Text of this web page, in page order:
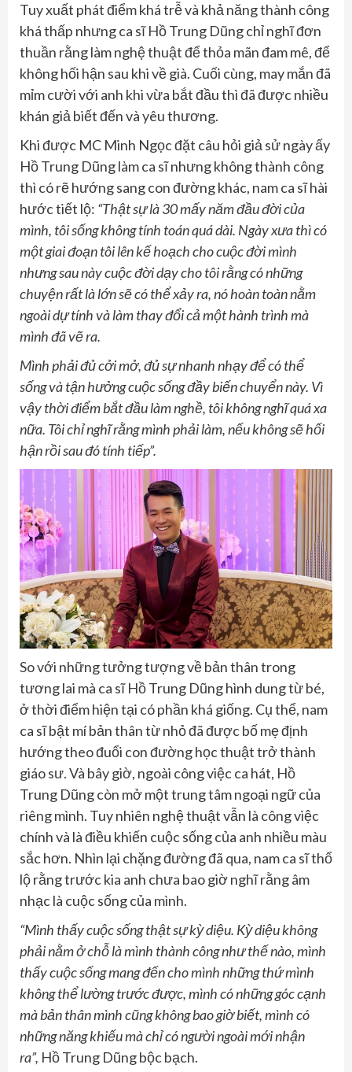
Tuy xuất phát điểm khá trễ và khả năng thành công
khá thấp nhưng ca sĩ Hồ Trung Dũng chỉ nghĩ đơn
thuần rằng làm nghệ thuật để thỏa mãn đam mê, để
không hối hận sau khi về già. Cuối cùng, may mắn đã
mỉm cười với anh khi vừa bắt đầu thì đã được nhiều
khán giả biết đến và yêu thương.
Khi được MC Minh Ngọc đặt câu hỏi giả sử ngày ấy
Hồ Trung Dũng làm ca sĩ nhưng không thành công
thì có rẽ hướng sang con đường khác, nam ca sĩ hài
hước tiết lộ: “Thật sự là 30 mấy năm đầu đời của
mình, tôi sống không tính toán quá dài. Ngày xưa thì có
một giai đoạn tôi lên kế hoạch cho cuộc đời mình
nhưng sau này cuộc đời dạy cho tôi rằng có những
chuyện rất là lớn sẽ có thể xảy ra, nó hoàn toàn nằm
ngoài dự tính và làm thay đổi cả một hành trình mà
mình đã vẽ ra.
Mình phải đủ cởi mở, đủ sự nhanh nhạy để có thể
sống và tận hưởng cuộc sống đầy biến chuyển này. Vì
vậy thời điểm bắt đầu làm nghề, tôi không nghĩ quá xa
nữa. Tôi chỉ nghĩ rằng mình phải làm, nếu không sẽ hối
hận rồi sau đó tính tiếp”.
So với những tưởng tượng về bản thân trong
tương lai mà ca sĩ Hồ Trung Dũng hình dung từ bé,
ở thời điểm hiện tại có phần khá giống. Cụ thể, nam
ca sĩ bật mí bản thân từ nhỏ đã được bố mẹ định
hướng theo đuổi con đường học thuật trở thành
giáo sư. Và bây giờ, ngoài công việc ca hát, Hồ
Trung Dũng còn mở một trung tâm ngoại ngữ của
riêng mình. Tuy nhiên nghệ thuật vẫn là công việc
chính và là điều khiến cuộc sống của anh nhiều màu
sắc hơn. Nhìn lại chặng đường đã qua, nam ca sĩ thổ
lộ rằng trước kia anh chưa bao giờ nghĩ rằng âm
nhạc là cuộc sống của mình.
“Mình thấy cuộc sống thật sự kỳ diệu. Kỳ diệu không
phải nằm ở chỗ là mình thành công như thế nào, mình
thấy cuộc sống mang đến cho mình những thứ mình
không thể lường trước được, mình có những góc cạnh
mà bản thân mình cũng không bao giờ biết, mình có
những năng khiếu mà chỉ có người ngoài mới nhận
ra”, Hồ Trung Dũng bộc bạch.